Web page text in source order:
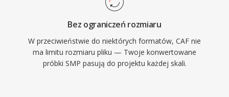
Bez ograniczeń rozmiaru
W przeciwieństwie do niektórych formatów, CAF nie
ma limitu rozmiaru pliku — Twoje konwertowane
próbki SMP pasują do projektu każdej skali.